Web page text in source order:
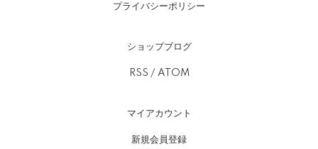
プライバシーポリシー
ショップブログ
RSS / ATOM
マイアカウント
新規会員登録